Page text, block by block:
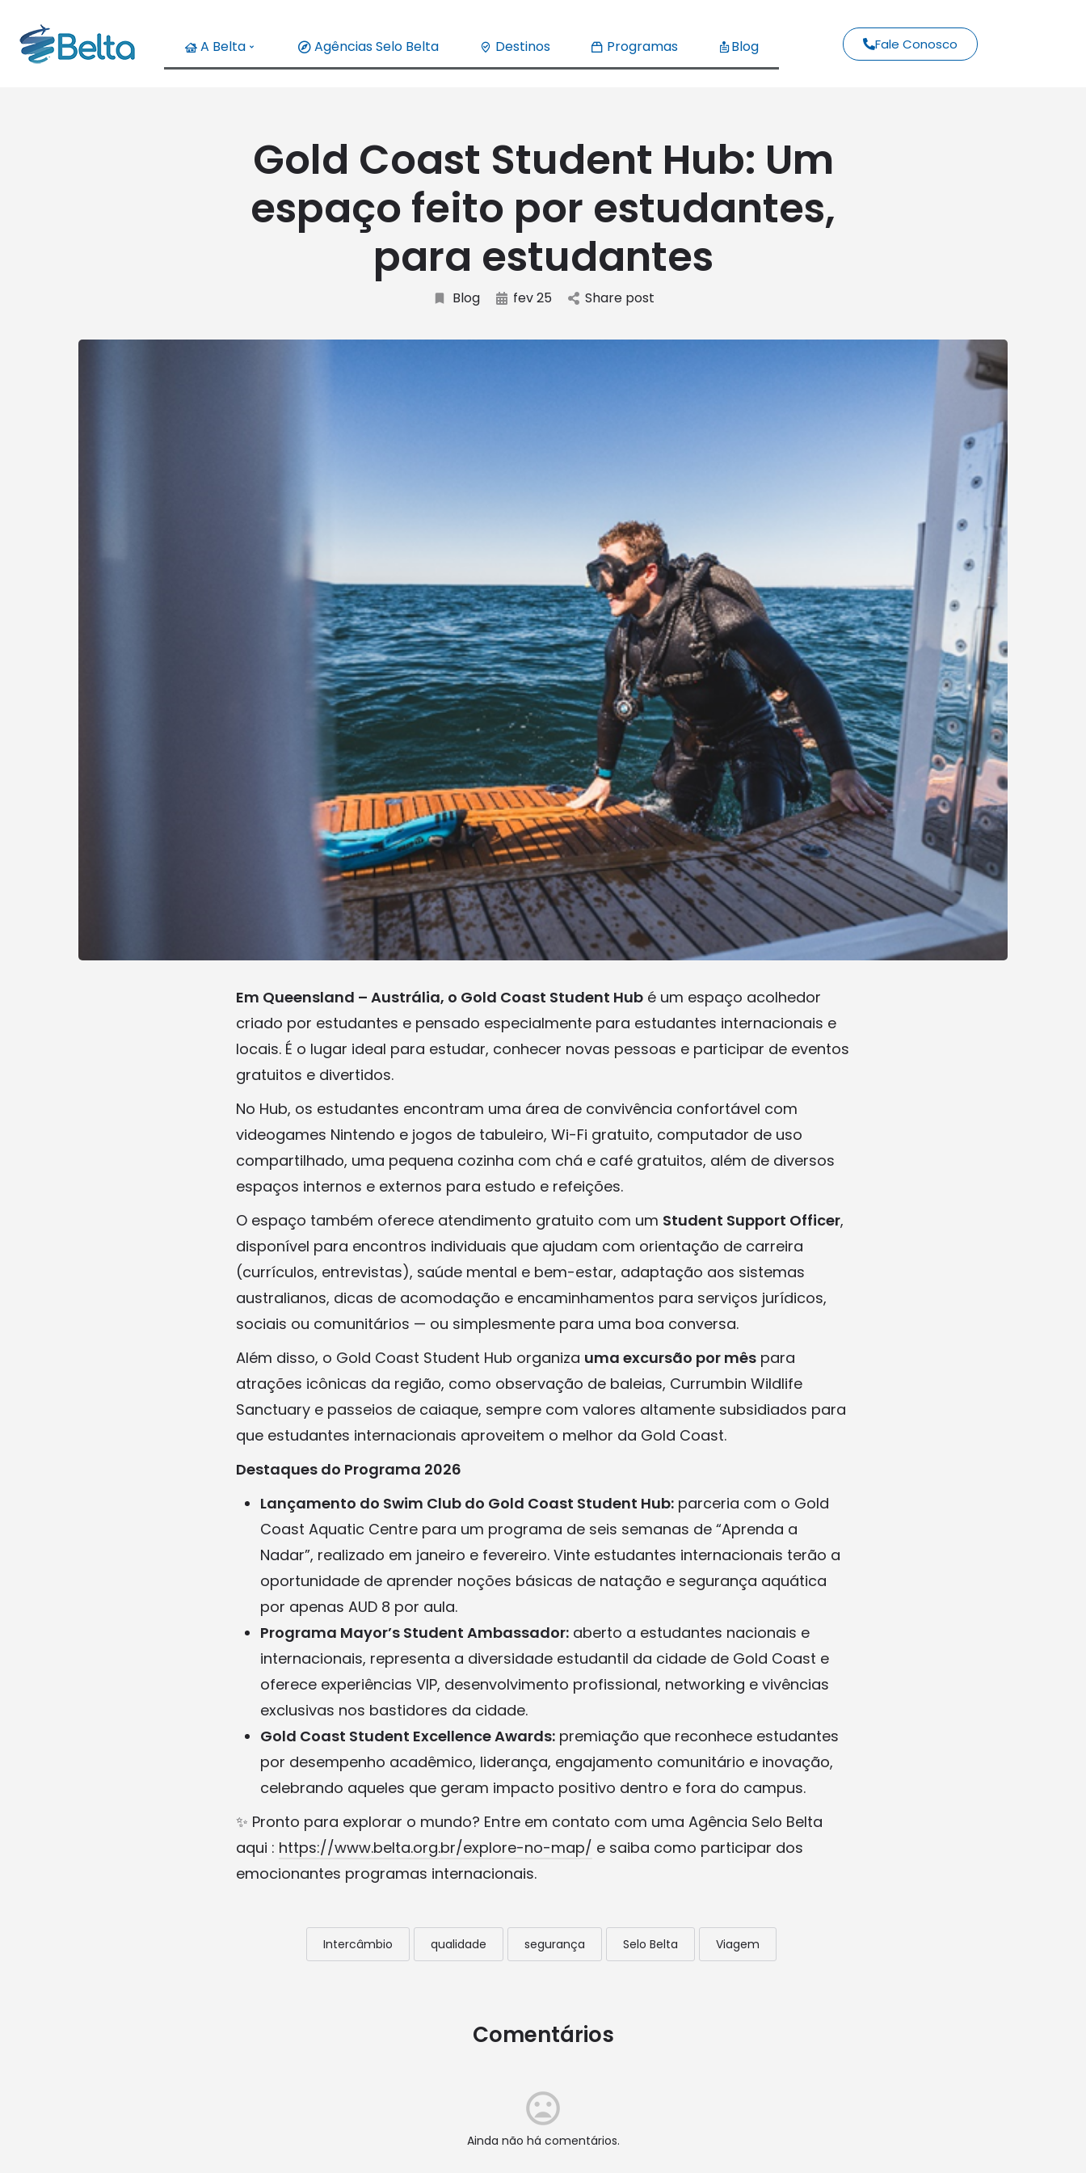
A Belta Agências Selo Belta Destinos Programas Blog Fale Conosco
Gold Coast Student Hub: Um
espaço feito por estudantes,
para estudantes
Blog fev 25 Share post
Em Queensland – Austrália, o Gold Coast Student Hub é um espaço acolhedor
criado por estudantes e pensado especialmente para estudantes internacionais e
locais. É o lugar ideal para estudar, conhecer novas pessoas e participar de eventos
gratuitos e divertidos.
No Hub, os estudantes encontram uma área de convivência confortável com
videogames Nintendo e jogos de tabuleiro, Wi-Fi gratuito, computador de uso
compartilhado, uma pequena cozinha com chá e café gratuitos, além de diversos
espaços internos e externos para estudo e refeições.
O espaço também oferece atendimento gratuito com um Student Support Officer,
disponível para encontros individuais que ajudam com orientação de carreira
(currículos, entrevistas), saúde mental e bem-estar, adaptação aos sistemas
australianos, dicas de acomodação e encaminhamentos para serviços jurídicos,
sociais ou comunitários — ou simplesmente para uma boa conversa.
Além disso, o Gold Coast Student Hub organiza uma excursão por mês para
atrações icônicas da região, como observação de baleias, Currumbin Wildlife
Sanctuary e passeios de caiaque, sempre com valores altamente subsidiados para
que estudantes internacionais aproveitem o melhor da Gold Coast.
Destaques do Programa 2026
Lançamento do Swim Club do Gold Coast Student Hub: parceria com o Gold
Coast Aquatic Centre para um programa de seis semanas de “Aprenda a
Nadar”, realizado em janeiro e fevereiro. Vinte estudantes internacionais terão a
oportunidade de aprender noções básicas de natação e segurança aquática
por apenas AUD 8 por aula.
Programa Mayor’s Student Ambassador: aberto a estudantes nacionais e
internacionais, representa a diversidade estudantil da cidade de Gold Coast e
oferece experiências VIP, desenvolvimento profissional, networking e vivências
exclusivas nos bastidores da cidade.
Gold Coast Student Excellence Awards: premiação que reconhece estudantes
por desempenho acadêmico, liderança, engajamento comunitário e inovação,
celebrando aqueles que geram impacto positivo dentro e fora do campus.
✨ Pronto para explorar o mundo? Entre em contato com uma Agência Selo Belta
aqui : https://www.belta.org.br/explore-no-map/ e saiba como participar dos
emocionantes programas internacionais.
Intercâmbio qualidade segurança Selo Belta Viagem
Comentários
Ainda não há comentários.